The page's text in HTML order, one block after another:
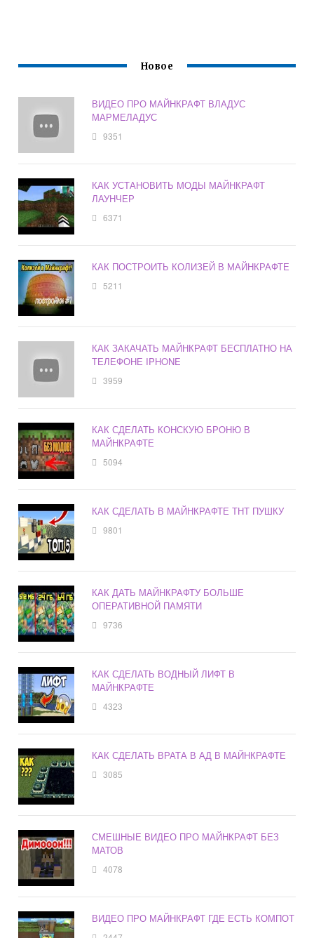
Новое
ВИДЕО ПРО МАЙНКРАФТ ВЛАДУС
МАРМЕЛАДУС
9351
КАК УСТАНОВИТЬ МОДЫ МАЙНКРАФТ
ЛАУНЧЕР
6371
КАК ПОСТРОИТЬ КОЛИЗЕЙ В МАЙНКРАФТЕ
5211
КАК ЗАКАЧАТЬ МАЙНКРАФТ БЕСПЛАТНО НА
ТЕЛЕФОНЕ IPHONE
3959
КАК СДЕЛАТЬ КОНСКУЮ БРОНЮ В
МАЙНКРАФТЕ
5094
КАК СДЕЛАТЬ В МАЙНКРАФТЕ ТНТ ПУШКУ
9801
КАК ДАТЬ МАЙНКРАФТУ БОЛЬШЕ
ОПЕРАТИВНОЙ ПАМЯТИ
9736
КАК СДЕЛАТЬ ВОДНЫЙ ЛИФТ В
МАЙНКРАФТЕ
4323
КАК СДЕЛАТЬ ВРАТА В АД В МАЙНКРАФТЕ
3085
СМЕШНЫЕ ВИДЕО ПРО МАЙНКРАФТ БЕЗ
МАТОВ
4078
ВИДЕО ПРО МАЙНКРАФТ ГДЕ ЕСТЬ КОМПОТ